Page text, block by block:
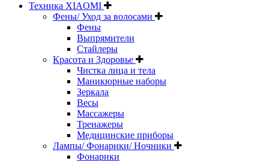
Техника XIAOMI
Фены/ Уход за волосами
Фены
Выпрямители
Стайлеры
Красота и Здоровье
Чистка лица и тела
Маникюрные наборы
Зеркала
Весы
Массажеры
Тренажеры
Медицинские приборы
Лампы/ Фонарики/ Ночники
Фонарики